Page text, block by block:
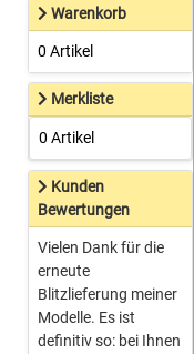
Warenkorb
0 Artikel
Merkliste
0 Artikel
Kunden
Bewertungen
Vielen Dank für die
erneute
Blitzlieferung meiner
Modelle. Es ist
definitiv so: bei Ihnen